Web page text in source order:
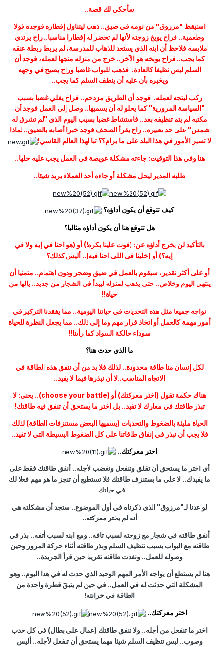
سأحكي لك قصة..
استيقظ "مرزوق" من نومه في ضيق.. ذهب ليتناول إفطاره فوجده فولا
وطعمية.. فراح يوبخ زوجته لأنها لم تحضر له إفطارا مناسبا.. راح يرتدي
ملابسه فلاحظ أن ابنه الذي يستعد للذهاب للمدرسة، لم يربط ربطة عنقه
كما يجب.. فراح يوبخه هو الآخر.. خرج من منزله متجها لعمله، فوجد أن
السلم ليس نظيفا كالعادة.. فذهب للبواب غاضبا وراح يصيح في وجهه
ويخبره بأن عليه أن ينظف السلم كما يجب..
ركب ليتجه لعمله.. فوجد أن الطريق مزدحم.. فراح يغلي غضبا بسبب
"السياسة المرورية" كما يحلو له أن يسميها.. وصل إلى العمل فوجد أن
مكتبه لم يتم تنظيفه بعد.. فاستشاط غضبا بسبب اليوم الذي "لم تشرق له
شمس" على حد تعبيره.. راح يقرأ الصحف فوجد خبرا أصابه بالضيق.. لماذا
لا تسير الأمور في هذا البلد على ما يرام؟؟ تبا لهذا العالم القاسي!
هنا وفي هذا التوقيت: جاءته مشكلة عويصة في العمل يجب عليه حلها..
طلبه المدير ليحل مشكلة أو جاءه أحد العملاء يريد شيئا..
كيف تتوقع أن يكون أداؤه؟
هل تتوقع هنا أن يكون أداؤه مثاليا؟
بالتأكيد لن يخرج أداؤه عن: (فوت علينا بكره!) أو (هو احنا في إيه ولا في
إيه؟) أو (خلينا في اللي احنا فيه).. أليس كذلك؟
أو على أكثر تقدير، سيقوم بالعمل في ضيق وضجر ودون اهتمام.. متمنيا أن
ينتهي اليوم وخلاص.. حتى يذهب لمنزله ليبدأ في الشجار من جديد.. يالها من
حياة!!
نواجه جميعا مثل هذه التحديات في حياتنا اليومية.. مما يفقدنا التركيز في
أمور مهمة كالعمل أو اتخاذ قرار مهم وما إلى ذلك.. مما يجعل النظرة للحياة
سوداء حالكة السواد كما رأينا!!
ما الذي حدث هنا؟
لكل إنسان منا طاقة محدودة.. لذلك فلا بد من أن ننفق هذه الطاقة في
الاتجاه المناسب..لا أن نبذرها فيما لا يفيد..
هناك حكمة تقول (اختر معركتك) أو (choose your battle).. يعني: لا
تبذر طاقتك في معارك لا تفيد.. بل اختر ما يستحق أن تنفق فيه طاقتك!
الحياة مليئة بالضغوط والتحديات (يسميها البعض مستنزفات الطاقة) لذلك
فلا يجب أن نبذر في إنفاق طاقاتنا على كل الضغوط البسيطة التي لا تفيد..
اختر معركتك..
أي اختر ما يستحق أن تقلق وتنفعل وتغضب لأجله.. أنفق طاقتك فقط على
ما يفيدك.. لا على ما يستنزف طاقتك فلا تستطيع أن تنجز ما هو مهم فعلا لك
في حياتك..
لو عدنا لـ"مرزوق" الذي ذكرناه في أول الموضوع.. ستجد أن مشكلته هي
أنه لم يختر معركته..
أنفق طاقته في شجار مع زوجته لسبب تافه.. ومع ابنه لسبب أتفه.. بذر في
طاقته مع البواب بسبب تنظيف السلم وبذر طاقته أثناء حركة المرور وحين
وصوله للعمل.. ونفدت طاقته تقريبا حين قرأ الجريدة..
هنا لم يستطع أن يواجه الأمر المهم الوحيد الذي حدث له في هذا اليوم.. وهو
المشكلة التي حدثت له في العمل.. في حين لم يتبقَ قطرة واحدة من
الطاقة في خزانته!
اختر معركتك..
اختر ما تنفعل من أجله.. ولا تنفق طاقتك (عمال على بطال) في كل حدب
وصوب.. ليس تنظيف السلم شيئا مهما يستحق أن تنفعل لأجله.. أليس